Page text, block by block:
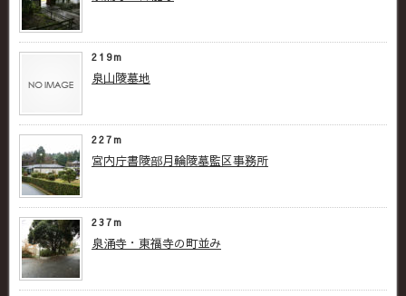
219m
泉山陵墓地
227m
宮内庁書陵部月輪陵墓監区事務所
237m
泉涌寺・東福寺の町並み